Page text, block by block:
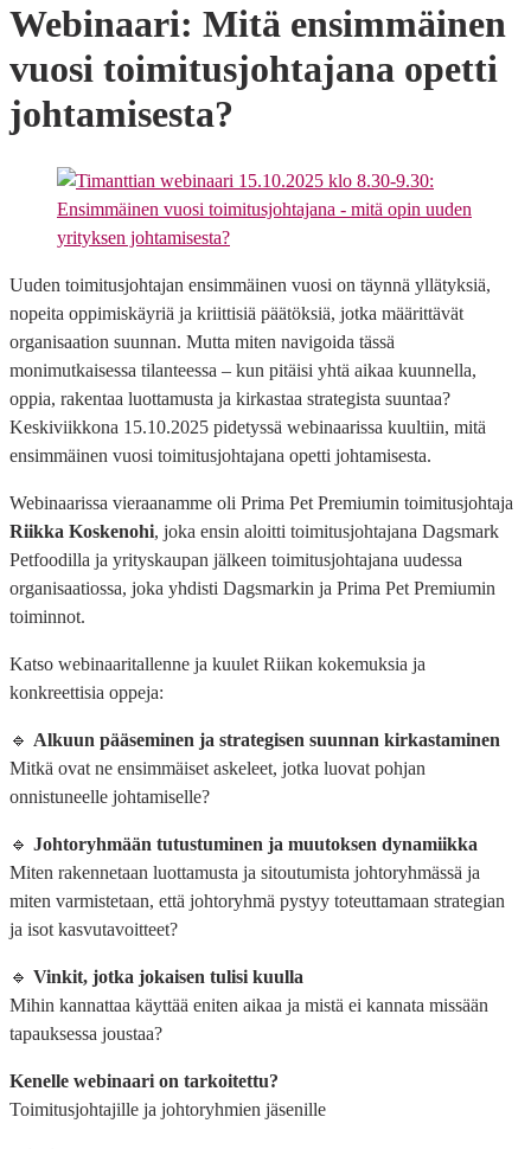
Webinaari: Mitä ensimmäinen
vuosi toimitusjohtajana opetti
johtamisesta?
Uuden toimitusjohtajan ensimmäinen vuosi on täynnä yllätyksiä,
nopeita oppimiskäyriä ja kriittisiä päätöksiä, jotka määrittävät
organisaation suunnan. Mutta miten navigoida tässä
monimutkaisessa tilanteessa – kun pitäisi yhtä aikaa kuunnella,
oppia, rakentaa luottamusta ja kirkastaa strategista suuntaa?
Keskiviikkona 15.10.2025 pidetyssä webinaarissa kuultiin, mitä
ensimmäinen vuosi toimitusjohtajana opetti johtamisesta.
Webinaarissa vieraanamme oli Prima Pet Premiumin toimitusjohtaja
Riikka Koskenohi, joka ensin aloitti toimitusjohtajana Dagsmark
Petfoodilla ja yrityskaupan jälkeen toimitusjohtajana uudessa
organisaatiossa, joka yhdisti Dagsmarkin ja Prima Pet Premiumin
toiminnot.
Katso webinaaritallenne ja kuulet Riikan kokemuksia ja
konkreettisia oppeja:
🔹 Alkuun pääseminen ja strategisen suunnan kirkastaminen
Mitkä ovat ne ensimmäiset askeleet, jotka luovat pohjan
onnistuneelle johtamiselle?
🔹 Johtoryhmään tutustuminen ja muutoksen dynamiikka
Miten rakennetaan luottamusta ja sitoutumista johtoryhmässä ja
miten varmistetaan, että johtoryhmä pystyy toteuttamaan strategian
ja isot kasvutavoitteet?
🔹 Vinkit, jotka jokaisen tulisi kuulla
Mihin kannattaa käyttää eniten aikaa ja mistä ei kannata missään
tapauksessa joustaa?
Kenelle webinaari on tarkoitettu?
Toimitusjohtajille ja johtoryhmien jäsenille